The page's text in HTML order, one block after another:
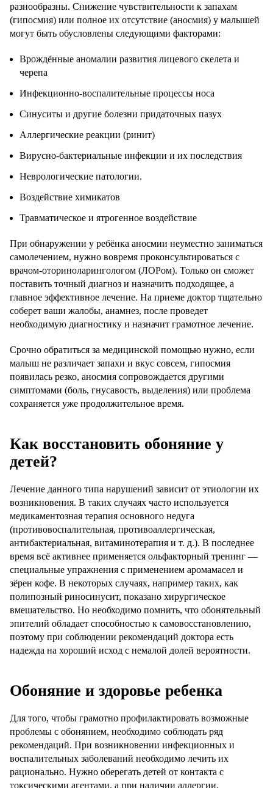
разнообразны. Снижение чувствительности к запахам
(гипосмия) или полное их отсутствие (аносмия) у малышей
могут быть обусловлены следующими факторами:
Врождённые аномалии развития лицевого скелета и
черепа
Инфекционно-воспалительные процессы носа
Синуситы и другие болезни придаточных пазух
Аллергические реакции (ринит)
Вирусно-бактериальные инфекции и их последствия
Неврологические патологии.
Воздействие химикатов
Травматическое и ятрогенное воздействие
При обнаружении у ребёнка аносмии неуместно заниматься
самолечением, нужно вовремя проконсультироваться с
врачом-оториноларингологом (ЛОРом). Только он сможет
поставить точный диагноз и назначить подходящее, а
главное эффективное лечение. На приеме доктор тщательно
соберет ваши жалобы, анамнез, после проведет
необходимую диагностику и назначит грамотное лечение.
Срочно обратиться за медицинской помощью нужно, если
малыш не различает запахи и вкус совсем, гипосмия
появилась резко, аносмия сопровождается другими
симптомами (боль, гнусавость, выделения) или проблема
сохраняется уже продолжительное время.
Как восстановить обоняние у
детей?
Лечение данного типа нарушений зависит от этиологии их
возникновения. В таких случаях часто используется
медикаментозная терапия основного недуга
(противовоспалительная, противоаллергическая,
антибактериальная, витаминотерапия и т. д.). В последнее
время всё активнее применяется ольфакторный тренинг —
специальные упражнения с применением аромамасел и
зёрен кофе. В некоторых случаях, например таких, как
полипозный риносинусит, показано хирургическое
вмешательство. Но необходимо помнить, что обонятельный
эпителий обладает способностью к самовосстановлению,
поэтому при соблюдении рекомендаций доктора есть
надежда на хороший исход с немалой долей вероятности.
Обоняние и здоровье ребенка
Для того, чтобы грамотно профилактировать возможные
проблемы с обонянием, необходимо соблюдать ряд
рекомендаций. При возникновении инфекционных и
воспалительных заболеваний необходимо лечить их
рационально. Нужно оберегать детей от контакта с
токсическими агентами, а при наличии аллергии,